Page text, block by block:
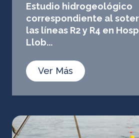
Estudio hidrogeológico
correspondiente al
las líneas R2 y R4 en
Llob...
Ver Más